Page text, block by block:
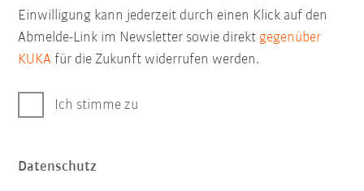
Einwilligung kann jederzeit durch einen Klick auf den
Abmelde-Link im Newsletter sowie direktgegenüber
KUKA für die Zukunft widerrufen werden.
Ich stimme zu
Datenschutz